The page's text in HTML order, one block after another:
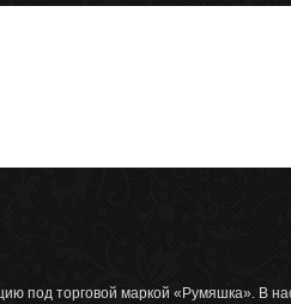
под торговой маркой «Румяшка». В